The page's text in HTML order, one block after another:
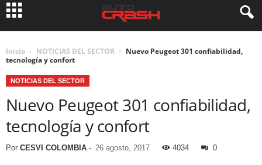
Inicio NOTICIAS DEL SECTOR
Nuevo Peugeot 301 confiabilidad,
tecnología y confort
NOTICIAS DEL SECTOR
Nuevo Peugeot 301 confiabilidad,
tecnología y confort
Por CESVI COLOMBIA - 26 agosto, 2017 4034 0